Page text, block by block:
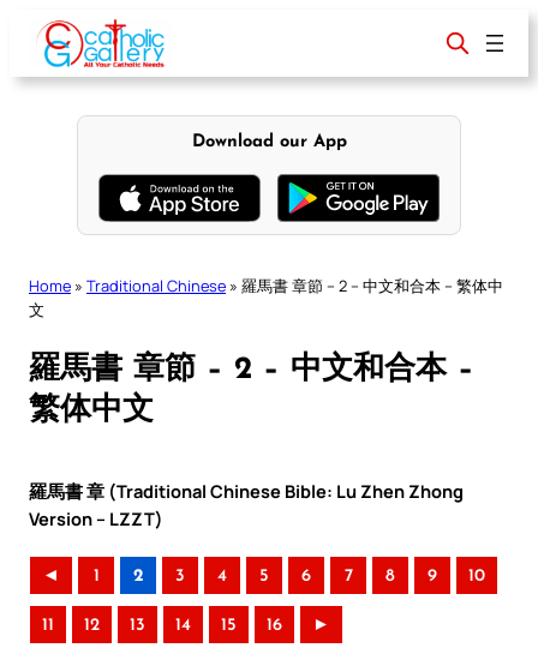
content
Download our App
Home » Traditional Chinese » 羅馬書 章節 – 2 – 中文和合本 – 繁体中
文
羅馬書 章節 – 2 – 中文和合本 –
繁体中文
羅馬書 章 (Traditional Chinese Bible: Lu Zhen Zhong
Version – LZZT)
◄ 1 2 3 4 5 6 7 8 9 10
11 12 13 14 15 16 ►